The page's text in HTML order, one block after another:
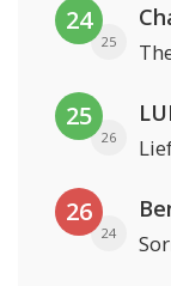
24
25
25
26
26
24